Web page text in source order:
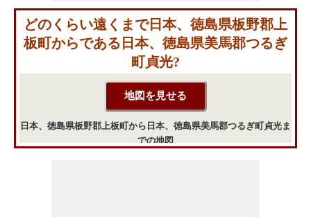
どのくらい遠くまで日本、徳島県板野郡上
板町からである日本、徳島県美馬郡つるぎ
町貞光?
日本、徳島県板野郡上板町から日本、徳島県美馬郡つるぎ町貞光ま
での地図